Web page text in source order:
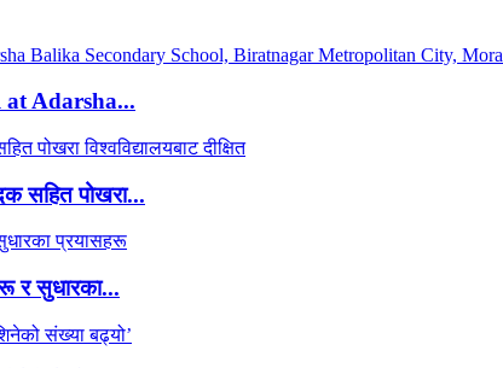
Adarsha...
सहित पोखरा...
र सुधारका...